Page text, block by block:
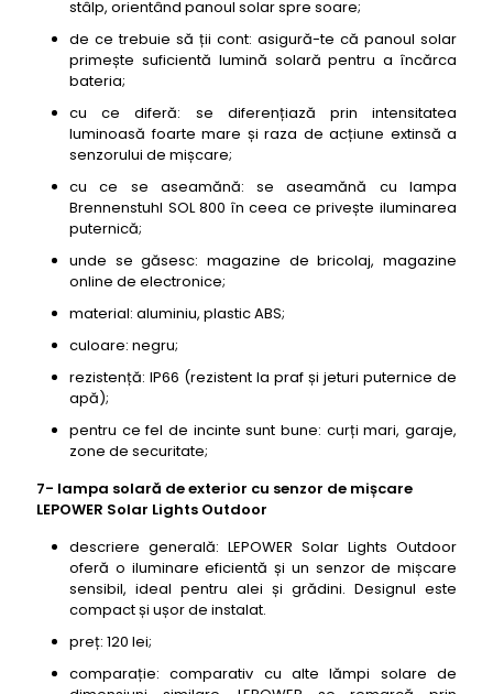
stâlp, orientând panoul solar spre soare;
de ce trebuie să ții cont: asigură-te că panoul solar
primește suficientă lumină solară pentru a încărca
bateria;
cu ce diferă: se diferențiază prin intensitatea
luminoasă foarte mare și raza de acțiune extinsă a
senzorului de mișcare;
cu ce se aseamănă: se aseamănă cu lampa
Brennenstuhl SOL 800 în ceea ce privește iluminarea
puternică;
unde se găsesc: magazine de bricolaj, magazine
online de electronice;
material: aluminiu, plastic ABS;
culoare: negru;
rezistență: IP66 (rezistent la praf și jeturi puternice de
apă);
pentru ce fel de incinte sunt bune: curți mari, garaje,
zone de securitate;
7- lampa solară de exterior cu senzor de mișcare
LEPOWER Solar Lights Outdoor
descriere generală: LEPOWER Solar Lights Outdoor
oferă o iluminare eficientă și un senzor de mișcare
sensibil, ideal pentru alei și grădini. Designul este
compact și ușor de instalat.
preț: 120 lei;
comparație: comparativ cu alte lămpi solare de